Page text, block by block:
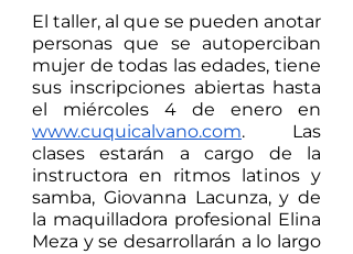
El taller, al que se pueden anotar
personas que se autoperciban
mujer de todas las edades, tiene
sus inscripciones abiertas hasta
www.cuquicalvano.com. Las
clases estarán a cargo de la
instructora en ritmos latinos y
samba, Giovanna Lacunza, y de
la maquilladora profesional Elina
Meza y se desarrollarán a lo largo